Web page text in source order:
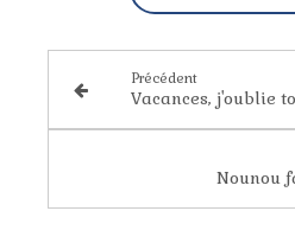
Précédent
Vacances, j'oublie
Nounou